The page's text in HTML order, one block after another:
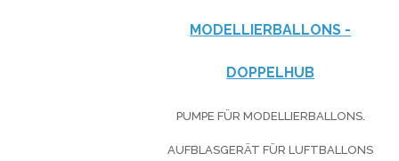
MODELLIERBALLONS -
DOPPELHUB
PUMPE FÜR MODELLIERBALLONS.
AUFBLASGERÄT FÜR LUFTBALLONS